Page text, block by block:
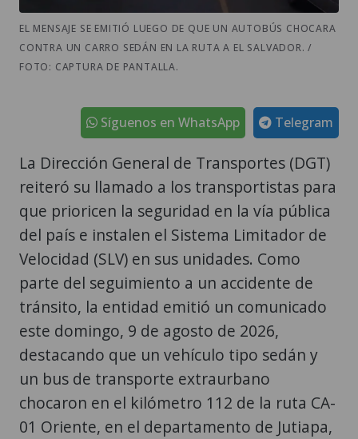
EL MENSAJE SE EMITIÓ LUEGO DE QUE UN AUTOBÚS CHOCARA
CONTRA UN CARRO SEDÁN EN LA RUTA A EL SALVADOR. /
FOTO: CAPTURA DE PANTALLA.
Telegram
Síguenos en WhatsApp
La Dirección General de Transportes (DGT)
reiteró su llamado a los transportistas para
que prioricen la seguridad en la vía pública
del país e instalen el Sistema Limitador de
Velocidad (SLV) en sus unidades. Como
parte del seguimiento a un accidente de
tránsito, la entidad emitió un comunicado
este domingo, 9 de agosto de 2026,
destacando que un vehículo tipo sedán y
un bus de transporte extraurbano
chocaron en el kilómetro 112 de la ruta CA-
01 Oriente, en el departamento de Jutiapa,